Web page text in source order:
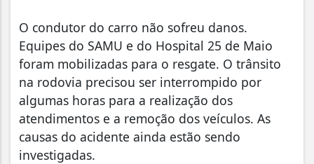
O condutor do carro não sofreu danos.
Equipes do SAMU e do Hospital 25 de Maio
foram mobilizadas para o resgate. O trânsito
na rodovia precisou ser interrompido por
algumas horas para a realização dos
atendimentos e a remoção dos veículos. As
causas do acidente ainda estão sendo
investigadas.